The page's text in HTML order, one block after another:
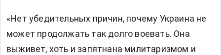
«Нет убедительных причин, почему Украина не
может продолжать так долго воевать. Она
выживет, хоть и запятнана милитаризмом и